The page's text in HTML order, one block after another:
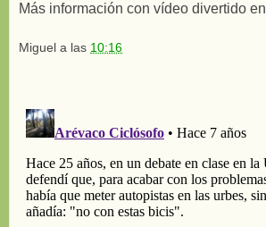
Más información con vídeo divertido en
Miguel a las 10:16